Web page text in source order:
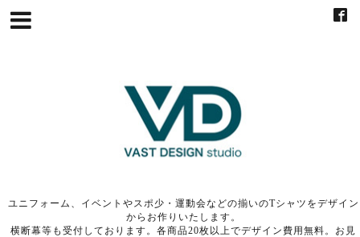
ユニフォーム、イベントやスポ少・運動会などの揃いのTシャツをデザイン
からお作りいたします。
横断幕等も受付しております。各商品20枚以上でデザイン費用無料。お見